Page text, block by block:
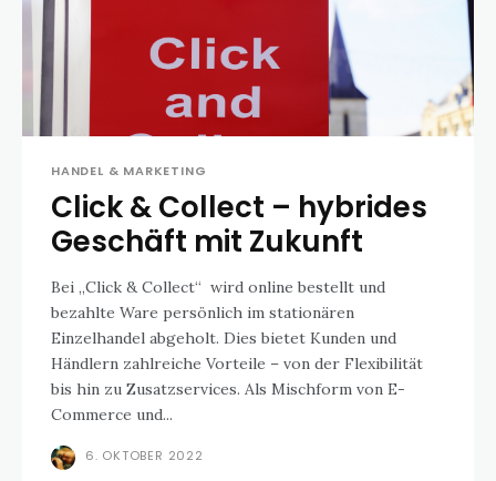
HANDEL & MARKETING
Click & Collect – hybrides
Geschäft mit Zukunft
Bei „Click & Collect“ wird online bestellt und
bezahlte Ware persönlich im stationären
Einzelhandel abgeholt. Dies bietet Kunden und
Händlern zahlreiche Vorteile – von der Flexibilität
bis hin zu Zusatzservices. Als Mischform von E-
Commerce und...
6. OKTOBER 2022